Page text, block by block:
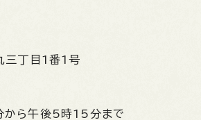
三丁目1番1号
ら午後5時15分まで